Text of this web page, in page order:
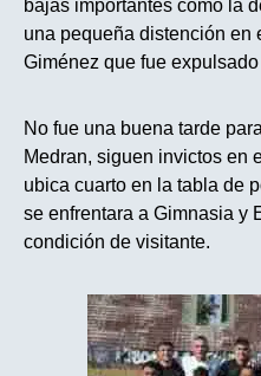
bajas importantes como la
una pequeña distención
Giménez que fue
No fue una buena tarde
Medran, siguen invictos en
ubica cuarto en la tabla de
se enfrentara a Gimnasia y
condición de visitante.